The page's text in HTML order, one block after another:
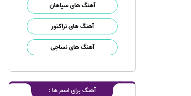
آهنگ های سپاهان
آهنگ های تراکتور
آهنگ های نساجی
آهنگ برای اسم ها :